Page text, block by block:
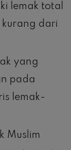
lemak total
kurang dari
yang
pada
lemak-
Muslim